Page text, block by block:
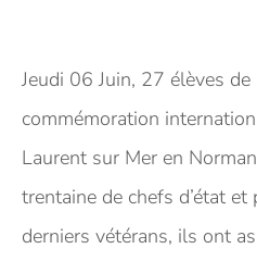
Jeudi 06 Juin, 27 élèves
commémoration
Laurent sur Mer en
trentaine de chefs d’état
derniers vétérans, ils ont